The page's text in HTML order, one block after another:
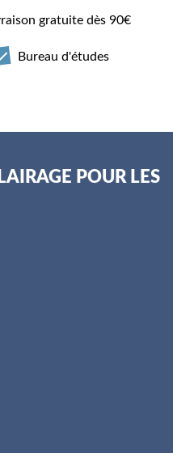
gratuite dès 90€
Bureau d'études
POUR LES